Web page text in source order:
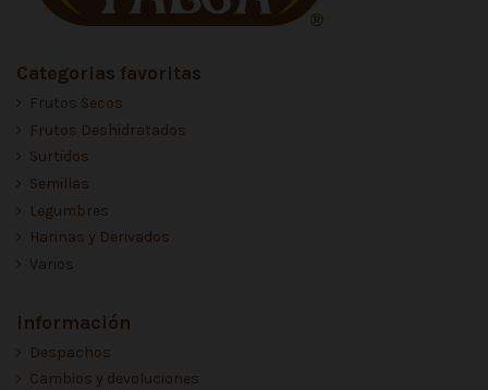
Categorias favoritas
Frutos Secos
Frutos Deshidratados
Surtidos
Semillas
Legumbres
Harinas y Derivados
Varios
Información
Despachos
Cambios y devoluciones